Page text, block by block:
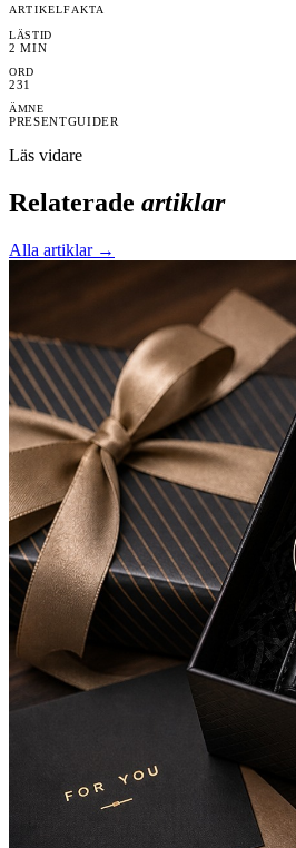
ARTIKELFAKTA
LÄSTID
2 MIN
ORD
231
ÄMNE
PRESENTGUIDER
Läs vidare
Relaterade artiklar
Alla artiklar →